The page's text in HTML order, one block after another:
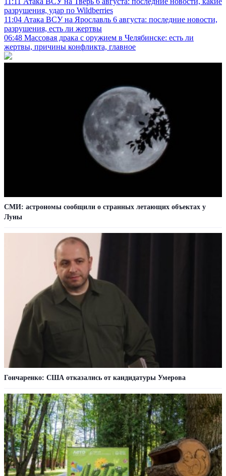
разрушения, удар по Wildberries
11:04 Атака ВСУ на Ярославль 6 августа: последние новости,
разрушения, есть ли жертвы
06:48 Массовая драка с оружием в Челябинске: есть ли
жертвы, причины конфликта, главное
СМИ: астрономы сообщили о странных летающих объектах у
Луны
Гончаренко: США отказались от кандидатуры Умерова